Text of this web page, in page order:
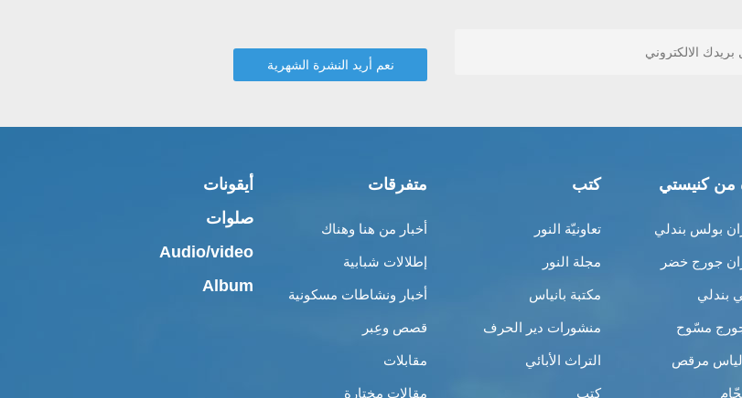
من كنيستي
بولس بندلي
جورج خضر
بندلي
مسّوح
مرقص
كتب
تعاونيّة النور
مجلة النور
مكتبة بانياس
منشورات دير الحرف
التراث الأبائي
كتب
متفرقات
أخبار من هنا وهناك
إطلالات شبابية
أخبار ونشاطات مسكونية
قصص وعِبر
مقابلات
مقالات مختارة
أيقونات
صلوات
Audio/video
Album